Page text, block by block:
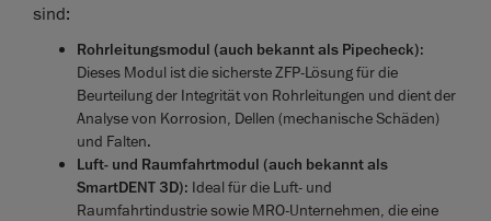
sind:
Rohrleitungsmodul (auch bekannt als Pipecheck):
Dieses Modul ist die sicherste ZFP-Lösung für die
Beurteilung der Integrität von Rohrleitungen und dient der
Analyse von Korrosion, Dellen (mechanische Schäden)
und Falten.
Luft- und Raumfahrtmodul (auch bekannt als
SmartDENT 3D): Ideal für die Luft- und
Raumfahrtindustrie sowie MRO-Unternehmen, die eine